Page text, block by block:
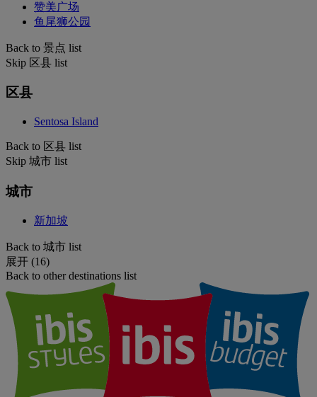
赞美广场
鱼尾狮公园
Back to 景点 list
Skip 区县 list
区县
Sentosa Island
Back to 区县 list
Skip 城市 list
城市
新加坡
Back to 城市 list
展开 (16)
Back to other destinations list